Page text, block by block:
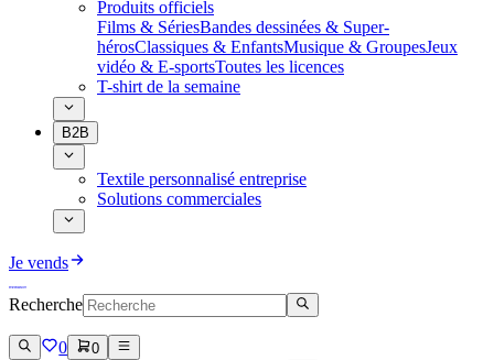
Produits officiels
Films & SériesBandes dessinées & Super-
hérosClassiques & EnfantsMusique & GroupesJeux
vidéo & E-sportsToutes les licences
T-shirt de la semaine
B2B
Textile personnalisé entreprise
Solutions commerciales
Je vends
Recherche
0 0